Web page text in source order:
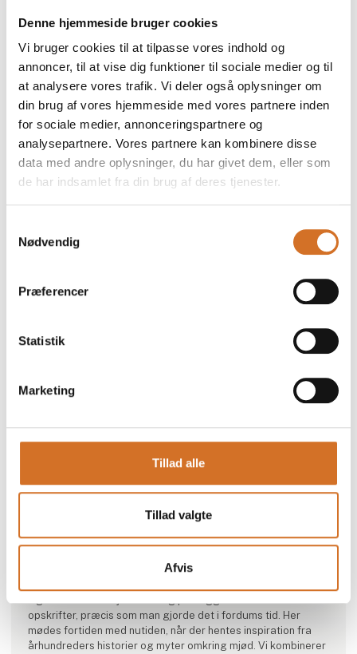
Denne hjemmeside bruger cookies
Vi bruger cookies til at tilpasse vores indhold og
annoncer, til at vise dig funktioner til sociale medier og til
at analysere vores trafik. Vi deler også oplysninger om
din brug af vores hjemmeside med vores partnere inden
for sociale medier, annonceringspartnere og
analysepartnere. Vores partnere kan kombinere disse
data med andre oplysninger, du har givet dem, eller som
de har indsamlet fra din brug af deres tjenester.
Nødvendig
Præferencer
Statistik
Marketing
Tillad alle
Tillad valgte
Afvis
Odins Skull
Foodexpo
Produktet er medbragt på messen
Dansk Mjød A/S
Et traditionelt bryggeri, hvor der er blevet brygget mjød
ingredienser af høj kvalitet og på baggrund af traditionelle
opskrifter, præcis som man gjorde det i fordums tid. Her
mødes fortiden med nutiden, når der hentes inspiration fra
århundreders historier og myter omkring mjød. Vi kombinerer